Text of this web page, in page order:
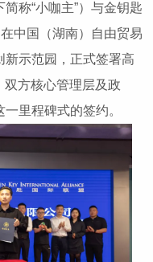
称“小咖主”）与金钥匙
中国（湖南）自由贸易
示范园，正式签署高
方核心管理层及政
里程碑式的签约。